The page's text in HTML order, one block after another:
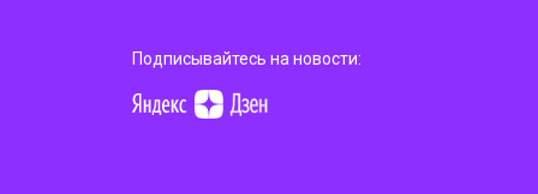
Подписывайтесь на новости: